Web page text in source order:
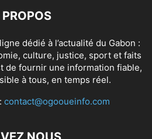
dédié à l’actualité du Gabon :
culture, justice, sport et faits
de fournir une information fiable,
à tous, en temps réel.
contact@ogooueinfo.com